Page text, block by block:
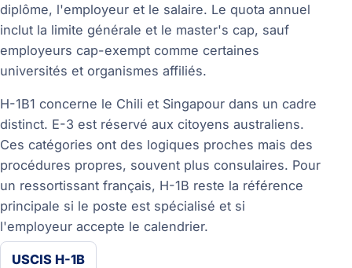
diplôme, l'employeur et le salaire. Le quota annuel
inclut la limite générale et le master's cap, sauf
employeurs cap-exempt comme certaines
universités et organismes affiliés.
H-1B1 concerne le Chili et Singapour dans un cadre
distinct. E-3 est réservé aux citoyens australiens.
Ces catégories ont des logiques proches mais des
procédures propres, souvent plus consulaires. Pour
un ressortissant français, H-1B reste la référence
principale si le poste est spécialisé et si
l'employeur accepte le calendrier.
USCIS H-1B